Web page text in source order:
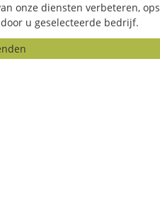
onze diensten verbeteren,
u geselecteerde bedrijf.